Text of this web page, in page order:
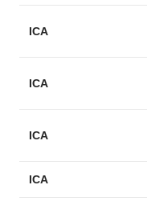
ICA
ICA
ICA
ICA